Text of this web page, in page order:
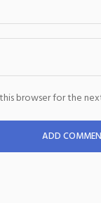
browser for the